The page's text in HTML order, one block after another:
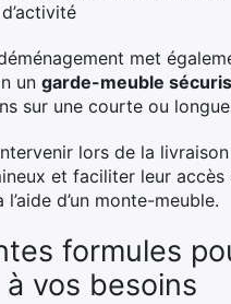
met
un garde-meuble
sur une courte ou
lors de la
et faciliter leur accès
d’un monte-meuble.
formules
vos besoins